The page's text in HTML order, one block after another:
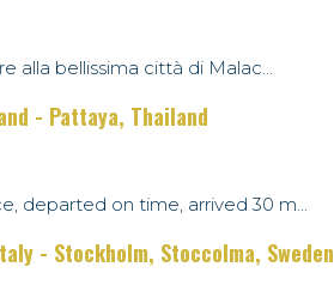
alla bellissima città di Malac...
- Pattaya, Thailand
departed on time, arrived 30 m...
- Stockholm, Stoccolma, Sweden